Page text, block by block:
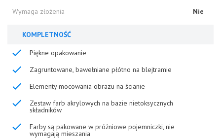
Wymaga złożenia
Nie
KOMPLETNOŚĆ
Piękne opakowanie
Zagruntowane, bawełniane płótno na blejtramie
Elementy mocowania obrazu na ścianie
Zestaw farb akrylowych na bazie nietoksycznych
składników
Farby są pakowane w próżniowe pojemniczki, nie
wymagają mieszania